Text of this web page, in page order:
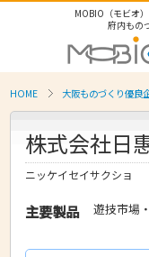
MOBIO（モビオ
府内もの
HOME 大阪ものづくり優良
株式会社日
ニッケイセイサクショ
主要製品 遊技市場